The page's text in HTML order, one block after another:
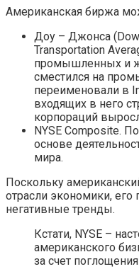
Американская биржа
Доу – Джонса
Transportation
промышленных и
сместился на
переименовали в
входящих в него
корпораций
NYSE Composite.
основе
мира.
Поскольку
отрасли экономики,
негативные тренды.
Кстати, NYSE –
американского
за счет